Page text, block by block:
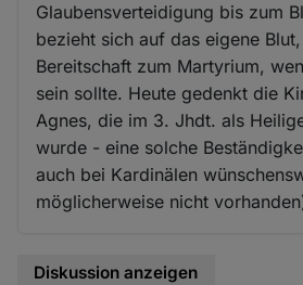
Glaubensverteidigung bis zum
bezieht sich auf das eigene
Bereitschaft zum Martyrium,
sein sollte. Heute gedenkt die
Agnes, die im 3. Jhdt. als
wurde - eine solche
auch bei Kardinälen
möglicherweise nicht
Diskussion anzeigen